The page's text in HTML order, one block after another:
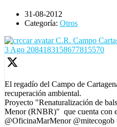
31-08-2012
Categoría: Otros
C.R. Campo
3 Ago 2084183158677815570
El regadío del Campo de
recuperación ambiental.
Proyecto "Renaturalización de
Menor (RNBR)" que cuenta con
@OficinaMarMenor